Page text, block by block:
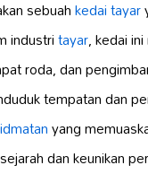
sebuahkedai tayar
industritayar, kedai
roda, dan
tempatan dan
yang
dan keunikan